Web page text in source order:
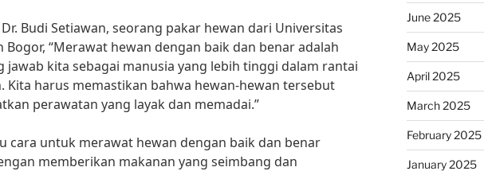
Budi Setiawan, seorang pakar hewan dari Universitas
Bogor, “Merawat hewan dengan baik dan benar adalah
jawab kita sebagai manusia yang lebih tinggi dalam rantai
Kita harus memastikan bahwa hewan-hewan tersebut
perawatan yang layak dan memadai.”
cara untuk merawat hewan dengan baik dan benar
memberikan makanan yang seimbang dan
June 2025
May 2025
April 2025
March 2025
February 2025
January 2025